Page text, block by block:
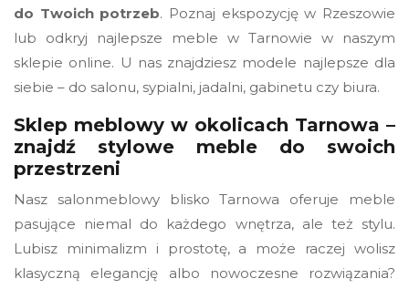
do Twoich potrzeb. Poznaj ekspozycję w Rzeszowie
lub odkryj najlepsze meble w Tarnowie w naszym
sklepie online. U nas znajdziesz modele najlepsze dla
siebie – do salonu, sypialni, jadalni, gabinetu czy biura.
Sklep meblowy w okolicach Tarnowa –
znajdź stylowe meble do swoich
przestrzeni
Nasz salonmeblowy blisko Tarnowa oferuje meble
pasujące niemal do każdego wnętrza, ale też stylu.
Lubisz minimalizm i prostotę, a może raczej wolisz
klasyczną elegancję albo nowoczesne rozwiązania?